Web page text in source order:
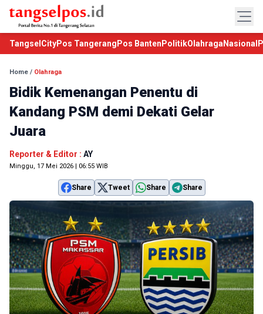
TangselCityPos Tangerang Pos Banten PolitikOlahraga Nasional
Home / Olahraga
Bidik Kemenangan Penentu di
Kandang PSM demi Dekati Gelar
Juara
Reporter & Editor : AY
Minggu, 17 Mei 2026 | 06:55 WIB
Share Tweet Share Share